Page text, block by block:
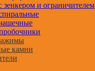
зенкером и ограничителем
камни